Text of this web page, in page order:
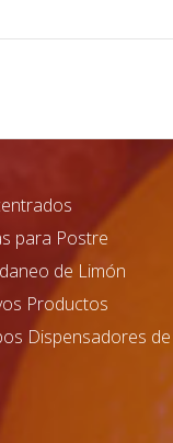
para Postre
de Limón
Productos
Dispensadores de